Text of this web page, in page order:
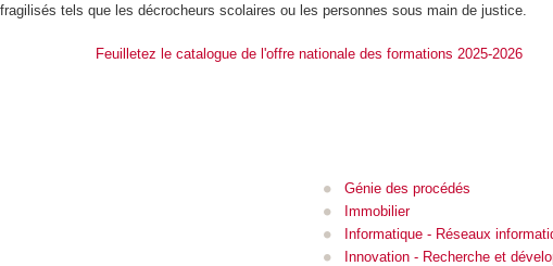
tels que les décrocheurs scolaires ou les personnes sous main de justice.
Feuilletez le catalogue de l'offre nationale des formations 2025-2026
Génie des procédés
Immobilier
Informatique - Réseaux
Innovation - Recherche et